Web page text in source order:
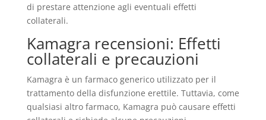
di prestare attenzione agli eventuali effetti
collaterali.
Kamagra recensioni: Effetti
collaterali e precauzioni
Kamagra è un farmaco generico utilizzato per il
trattamento della disfunzione erettile. Tuttavia, come
qualsiasi altro farmaco, Kamagra può causare effetti